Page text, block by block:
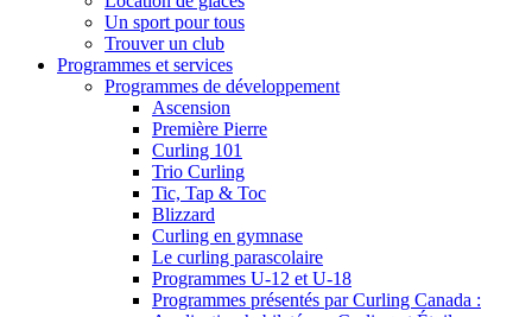
Un sport pour tous
Trouver un club
Programmes et services
Programmes de développement
Ascension
Première Pierre
Curling 101
Trio Curling
Tic, Tap & Toc
Blizzard
Curling en gymnase
Le curling parascolaire
Programmes U-12 et U-18
Programmes présentés par Curling Canada :